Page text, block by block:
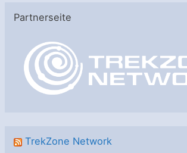
g
Partnerseite
TrekZone Network